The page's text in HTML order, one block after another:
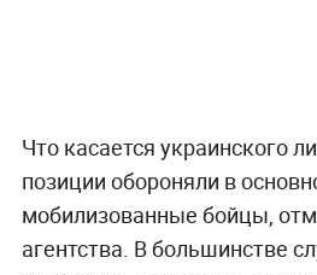
Что касается украинского
позиции обороняли в
мобилизованные бойцы,
агентства. В большинстве